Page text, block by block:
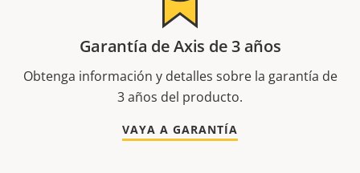
Garantía de Axis de 3 años
Obtenga información y detalles sobre la garantía de
3 años del producto.
VAYA A GARANTÍA